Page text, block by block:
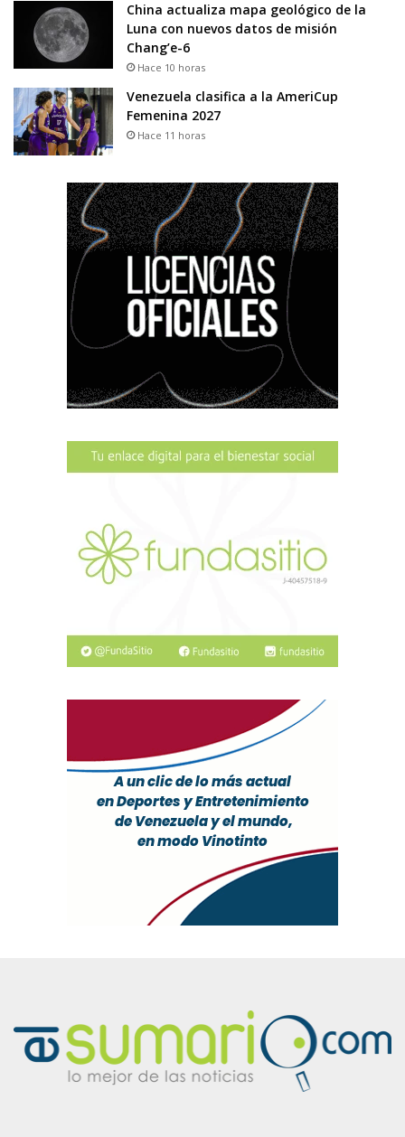
China actualiza mapa geológico de la
Luna con nuevos datos de misión
Chang’e-6
Hace 10 horas
Venezuela clasifica a la AmeriCup
Femenina 2027
Hace 11 horas